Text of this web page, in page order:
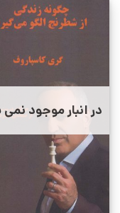
در انبار موجود